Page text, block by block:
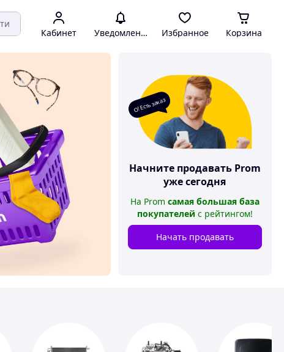
Кабинет Уведомления Избранное Корзина
О! Есть заказ
Начните продавать Prom
уже сегодня
На Prom самая большая база
покупателей с рейтингом!
Начать продавать